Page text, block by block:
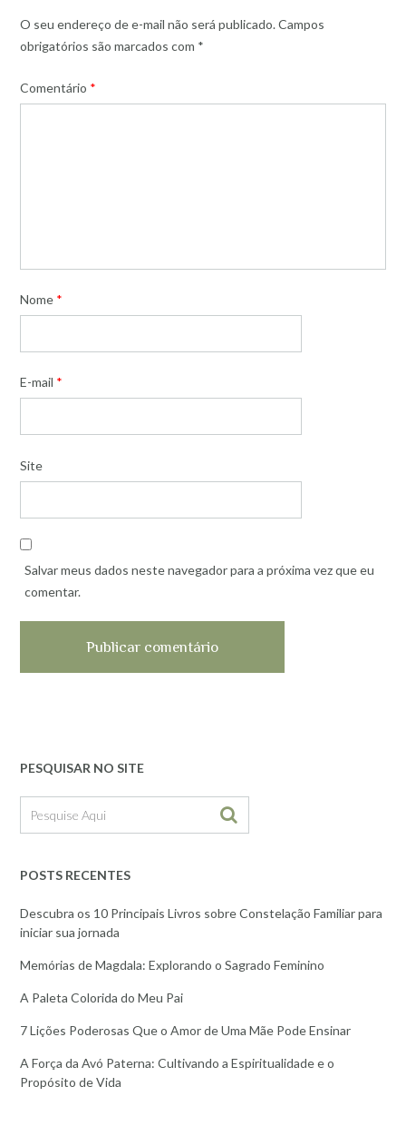
O seu endereço de e-mail não será publicado.Campos
obrigatórios são marcados com *
Comentário *
Nome *
E-mail *
Site
Salvar meus dados neste navegador para a próxima vez que eu
comentar.
PESQUISAR NO SITE
POSTS RECENTES
Descubra os 10 Principais Livros sobre Constelação Familiar para
iniciar sua jornada
Memórias de Magdala: Explorando o Sagrado Feminino
A Paleta Colorida do Meu Pai
7 Lições Poderosas Que o Amor de Uma Mãe Pode Ensinar
A Força da Avó Paterna: Cultivando a Espiritualidade e o
Propósito de Vida